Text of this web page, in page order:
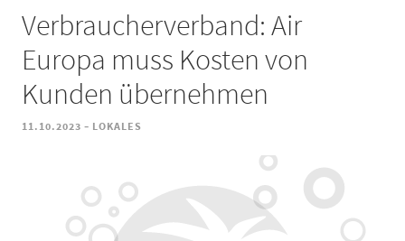
Verbraucherverband: Air
Europa muss Kosten von
Kunden übernehmen
11.10.2023 - LOKALES